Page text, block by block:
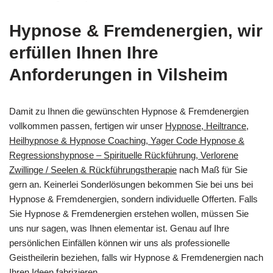
Hypnose & Fremdenergien, wir
erfüllen Ihnen Ihre
Anforderungen in Vilsheim
Damit zu Ihnen die gewünschten Hypnose & Fremdenergien
vollkommen passen, fertigen wir unser Hypnose, Heiltrance,
Heilhypnose & Hypnose Coaching, Yager Code Hypnose &
Regressionshypnose – Spirituelle Rückführung, Verlorene
Zwillinge / Seelen & Rückführungstherapie nach Maß für Sie
gern an. Keinerlei Sonderlösungen bekommen Sie bei uns bei
Hypnose & Fremdenergien, sondern individuelle Offerten. Falls
Sie Hypnose & Fremdenergien erstehen wollen, müssen Sie
uns nur sagen, was Ihnen elementar ist. Genau auf Ihre
persönlichen Einfällen können wir uns als professionelle
Geistheilerin beziehen, falls wir Hypnose & Fremdenergien nach